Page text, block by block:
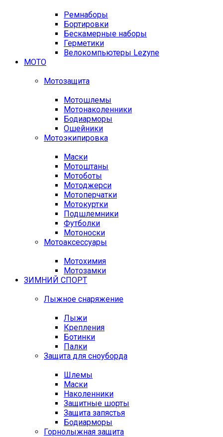
Ремнаборы
Бортировки
Бескамерные наборы
Герметики
Велокомпьютеры Lezyne
МОТО
Мотозащита
Мотошлемы
Мотонаколенники
Бодиарморы
Ошейники
Мотоэкипировка
Маски
Мотоштаны
Мотоботы
Мотоджерси
Мотоперчатки
Мотокуртки
Подшлемники
Футболки
Мотоноски
Мотоаксессуары
Мотохимия
Мотозамки
ЗИМНИЙ СПОРТ
Лыжное снаряжение
Лыжи
Крепления
Ботинки
Палки
Защита для сноуборда
Шлемы
Маски
Наколенники
Защитные шорты
Защита запястья
Бодиарморы
Горнолыжная защита